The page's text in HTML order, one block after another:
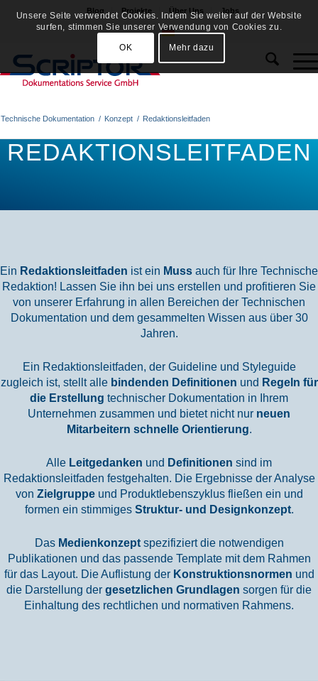
Blog Projekte Über Uns Jobs
Technische Dokumentation / Konzept / Redaktionsleitfaden
REDAKTIONSLEITFADEN
Ein Redaktionsleitfaden ist ein Muss auch für Ihre Technische
Redaktion! Lassen Sie ihn bei uns erstellen und profitieren Sie
von unserer Erfahrung in allen Bereichen der Technischen
Dokumentation und dem gesammelten Wissen aus über 30
Jahren.
Ein Redaktionsleitfaden, der Guideline und Styleguide
zugleich ist, stellt alle bindenden Definitionen und Regeln für
die Erstellung technischer Dokumentation in Ihrem
Unternehmen zusammen und bietet nicht nur neuen
Mitarbeitern schnelle Orientierung.
Alle Leitgedanken und Definitionen sind im
Redaktionsleitfaden festgehalten. Die Ergebnisse der Analyse
von Zielgruppeund Produktlebenszyklus fließen ein und
formen ein stimmiges Struktur- und Designkonzept.
Das Medienkonzeptspezifiziert die notwendigen
Publikationen und das passende Template mit dem Rahmen
für das Layout. Die Auflistung der Konstruktionsnormen und
die Darstellung der gesetzlichen Grundlagen sorgen für die
Einhaltung des rechtlichen und normativen Rahmens.
Unsere Seite verwendet Cookies. Indem Sie weiter auf der Website
surfen, stimmen Sie unserer Verwendung von Cookies zu.
OK Mehr dazu